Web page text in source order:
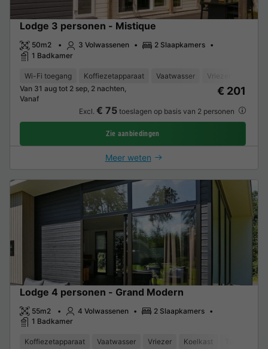
Lodge 3 personen - Mistique
50m2 3 Volwassenen
2 Slaapkamers
1 Badkamer
Wi-Fi toegang Koffiezetapparaat Vaatwasser Vriezer
Van 31 aug tot 2 sep, 2 nachten,
Vanaf
€ 201
Excl. € 75toeslagen op basis van 2 personen
Zie aanbiedingen
Meer weten
Lodge 4 personen - Grand Modern
55m2 4 Volwassenen
2 Slaapkamers
1 Badkamer
Koffiezetapparaat Vaatwasser Vriezer Koelkast